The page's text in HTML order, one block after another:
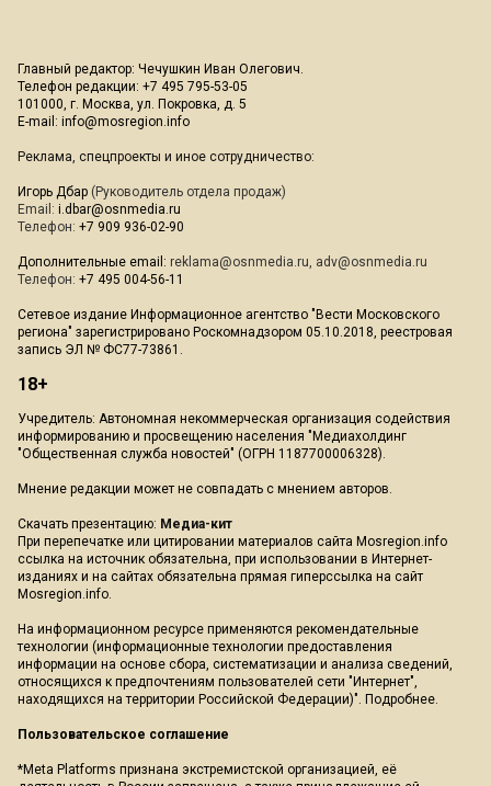
Главный редактор: Чечушкин Иван Олегович.
Телефон редакции: +7 495 795-53-05
101000, г. Москва, ул. Покровка, д. 5
E-mail: info@mosregion.info
Реклама, спецпроекты и иное сотрудничество:
Игорь Дбар (Руководитель отдела продаж)
Email: i.dbar@osnmedia.ru
Телефон: +7 909 936-02-90
Дополнительные email: reklama@osnmedia.ru, adv@osnmedia.ru
Телефон: +7 495 004-56-11
Сетевое издание Информационное агентство "Вести Московского
региона" зарегистрировано Роскомнадзором 05.10.2018, реестровая
запись ЭЛ № ФС77-73861.
18+
Учредитель: Автономная некоммерческая организация содействия
информированию и просвещению населения "Медиахолдинг
"Общественная служба новостей" (ОГРН 1187700006328).
Мнение редакции может не совпадать с мнением авторов.
Скачать презентацию: Медиа-кит
При перепечатке или цитировании материалов сайта Mosregion.info
ссылка на источник обязательна, при использовании в Интернет-
изданиях и на сайтах обязательна прямая гиперссылка на сайт
Mosregion.info.
На информационном ресурсе применяются рекомендательные
технологии (информационные технологии предоставления
информации на основе сбора, систематизации и анализа сведений,
относящихся к предпочтениям пользователей сети "Интернет",
находящихся на территории Российской Федерации)". Подробнее.
Пользовательское соглашение
*Meta Platforms признана экстремистской организацией, её